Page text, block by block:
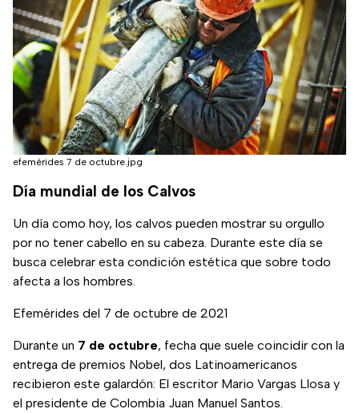
efemérides 7 de octubre.jpg
Día mundial de los Calvos
Un día como hoy, los calvos pueden mostrar su orgullo
por no tener cabello en su cabeza. Durante este día se
busca celebrar esta condición estética que sobre todo
afecta a los hombres.
Efemérides del 7 de octubre de 2021
Durante un 7 de octubre, fecha que suele coincidir con la
entrega de premios Nobel, dos Latinoamericanos
recibieron este galardón: El escritor Mario Vargas Llosa y
el presidente de Colombia Juan Manuel Santos.